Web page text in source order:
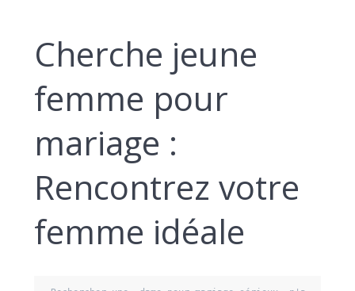
Cherche jeune
femme pour
mariage :
Rencontrez votre
femme idéale